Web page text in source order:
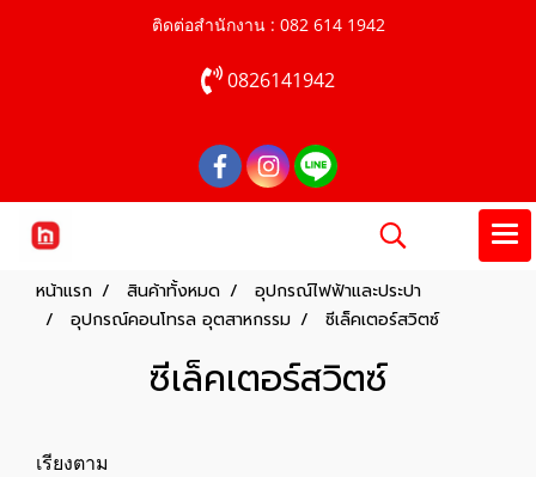
ติดต่อสำนักงาน : 082 614 1942
0826141942
หน้าแรก สินค้าทั้งหมด
อุปกรณ์ไฟฟ้าและประปา
อุปกรณ์คอนโทรล อุตสาหกรรม
ซีเล็คเตอร์สวิตซ์
ซีเล็คเตอร์สวิตซ์
เรียงตาม